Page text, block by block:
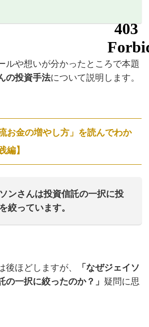
ルや想いが分かったところで本題
の投資手法について説明します。
お金の増やし方」を読んでわか
編】
ンさんは投資信託の一択に投
絞っています。
後ほどしますが、
「なぜジェイソ
の一択に絞ったのか？」 疑問に思